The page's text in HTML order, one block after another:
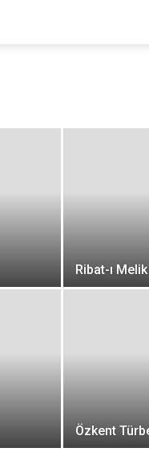
Ribat-ı
Özkent